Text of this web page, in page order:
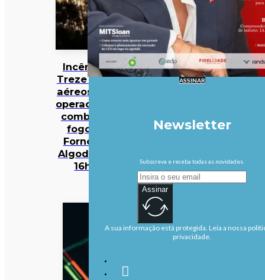
Incêndios:
Treze meios
aéreos e 301
operacionais
combatem
fogo em
Fornos de
Algodres às
16h50
ASSINAR
Newsletter
Subscreva e receba todas as novidades.
Assinar
A sua informação está protegida. Leia a nossa
privacidade.